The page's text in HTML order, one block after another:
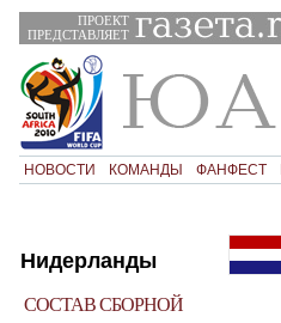
ПРОЕКТ
ПРЕДСТАВЛЯЕТ
НОВОСТИ КОМАНДЫ ФАНФЕСТ
Нидерланды
СОСТАВ СБОРНОЙ